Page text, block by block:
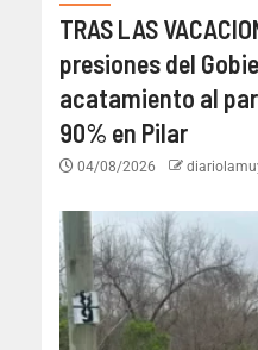
TRAS LAS
presiones del
acatamiento al
90% en Pilar
04/08/2026